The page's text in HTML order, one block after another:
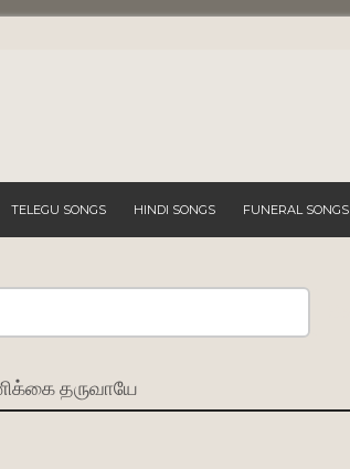
TELEGU SONGS HINDI SONGS FUNERAL SONGS
தருவாயே